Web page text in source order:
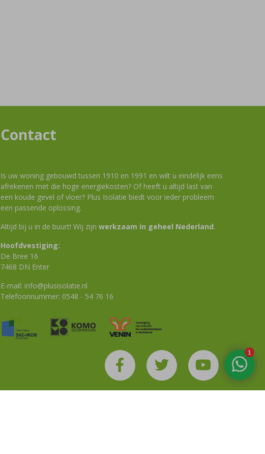
Contact
Is uw woning gebouwd tussen 1910 en 1991 en wilt u eindelijk eens
afrekenen met die hoge energiekosten? Of heeft u altijd last van
een koude gevel of vloer? Plus Isolatie biedt voor ieder probleem
een passende oplossing.
Altijd bij u in de buurt! Wij zijn werkzaam in geheel Nederland.
Hoofdvestiging:
De Bree 16
7468 DN Enter
E-mail: info@plusisolatie.nl
Telefoonnummer: 0548 - 54 76 16